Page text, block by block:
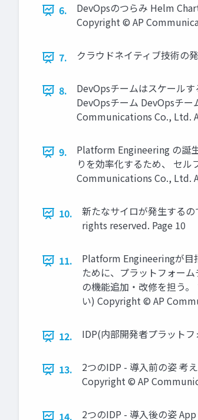
6.
DevOpsのつらみ Helm
Copyright © AP
7. クラウドネイティブ技術
8.
DevOpsチームはスケール
DevOpsチーム DevOpsチ
Communications Co., Ltd.
9.
Platform Engineering の誕
りを効率化するため、 セ
Communications Co., Ltd.
10.
新たなサイロが発生する
rights reserved. Page 10
11.
Platform Engineeringが目
ために、プラットフォー
の機能追加・改修を担う
い) Copyright © AP
12. IDP(内部開発者プラット
13.
2つのIDP - 導入前の姿 考
Copyright © AP
14. 2つのIDP - 導入後の姿